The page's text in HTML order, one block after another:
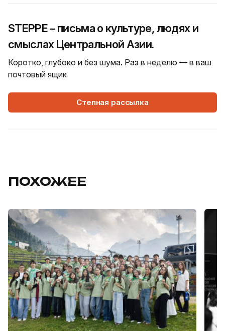
STEPPE – письма о культуре, людях и
смыслах Центральной Азии.
Коротко, глубоко и без шума. Раз в неделю — в ваш
почтовый ящик
Степная рассылка
ПОХОЖЕЕ